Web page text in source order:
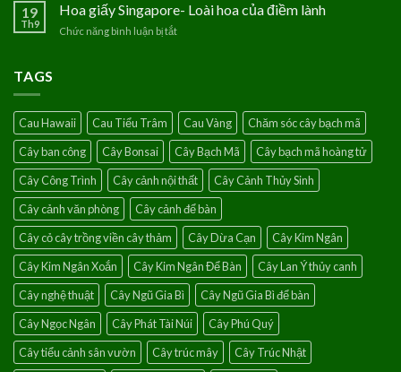
Thủy
vớinghĩa
19
Th9
Hoa giấy Singapore- Loài hoa của điềm lành
Chức năng bình luận bị tắt
của
điềm
lành
TAGS
Cau Hawaii Cau Tiểu Trâm Cau Vàng
Chăm sóc cây bạch mã
Cây ban công
Cây Bonsai Cây Bạch Mã
Cây bạch mã hoàng tử
Cây Công Trình
Cây cảnh nội thất
Cây Cảnh Thủy Sinh
Cây cảnh văn phòng
Cây cảnh để bàn
Cây cỏ cây trồng viền cây thảm
Cây Dừa Cạn
Cây Kim Ngân
Cây Kim Ngân Xoắn
Cây Kim Ngân Để Bàn
Cây Lan Ý thủy canh
Cây nghệ thuật
Cây Ngũ Gia Bì
Cây Ngũ Gia Bì để bàn
Cây Ngọc Ngân
Cây Phát Tài Núi
Cây Phú Quý
Cây tiểu cảnh sân vườn
Cây trúc mây
Cây Trúc Nhật